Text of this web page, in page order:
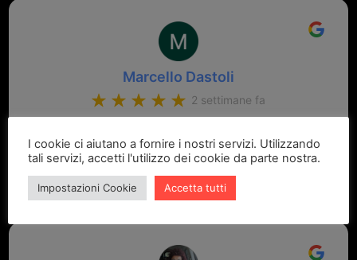
Marcello Dastoli
2 settimane fa
VERO PUNTO DI RIFERIMENTO PER LA ZONA
I cookie ci aiutano a fornire i nostri servizi. Utilizzando
tali servizi, accetti l'utilizzo dei cookie da parte nostra.
Impostazioni Cookie Accetta tutti